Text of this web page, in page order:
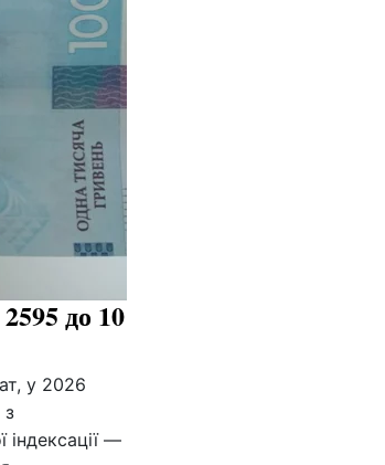
до 10
у 2026
з
індексації —